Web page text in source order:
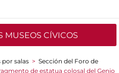
MUSEOS CÍVICOS
por salas > Sección del Foro de
de estatua colosal del Genio